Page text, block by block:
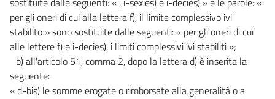
per gli oneri di cui alla lettera f), il limite complessivo ivi
stabilito » sono sostituite dalle seguenti: « per gli oneri di cui
alle lettere f) e i-decies), i limiti complessivi ivi stabiliti »;
b) all'articolo 51, comma 2, dopo la lettera d) è inserita la
seguente:
« d-bis) le somme erogate o rimborsate alla generalità o a